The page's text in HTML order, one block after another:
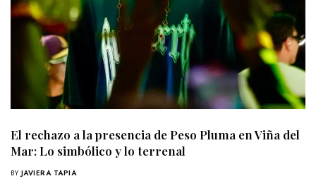
El rechazo a la presencia de Peso Pluma en Viña del
Mar: Lo simbólico y lo terrenal
BY JAVIERA TAPIA